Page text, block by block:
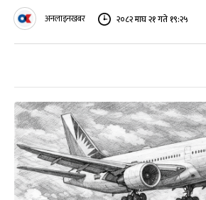
अनलाइनखबर २०८२ माघ २१ गते १९:२५